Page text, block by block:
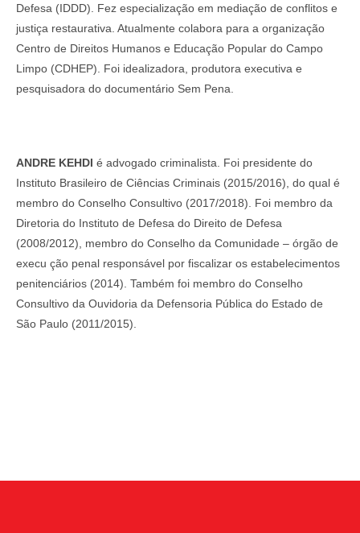
Defesa (IDDD). Fez especialização em mediação de conflitos e
justiça restaurativa. Atualmente colabora para a organização
Centro de Direitos Humanos e Educação Popular do Campo
Limpo (CDHEP). Foi idealizadora, produtora executiva e
pesquisadora do documentário Sem Pena.
ANDRE KEHDI é advogado criminalista. Foi presidente do
Instituto Brasileiro de Ciências Criminais (2015/2016), do qual é
membro do Conselho Consultivo (2017/2018). Foi membro da
Diretoria do Instituto de Defesa do Direito de Defesa
(2008/2012), membro do Conselho da Comunidade – órgão de
execu ção penal responsável por fiscalizar os estabelecimentos
penitenciários (2014). Também foi membro do Conselho
Consultivo da Ouvidoria da Defensoria Pública do Estado de
São Paulo (2011/2015).